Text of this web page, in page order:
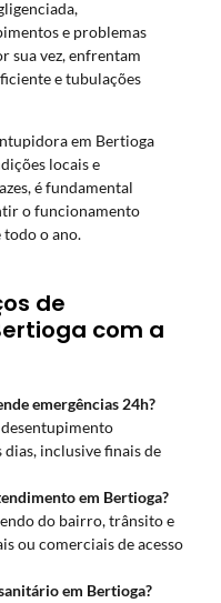
e problemas
sua vez, enfrentam
e tubulações
em Bertioga
locais e
é fundamental
o funcionamento
o ano.
de
com a
emergências 24h?
inclusive finais de
em Bertioga?
do bairro, trânsito e
ou comerciais de acesso
em Bertioga?